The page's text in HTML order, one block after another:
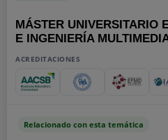
MÁSTER UNIVERSITARIO
E INGENIERÍA
ACREDITACIONES
Relacionado con esta temática